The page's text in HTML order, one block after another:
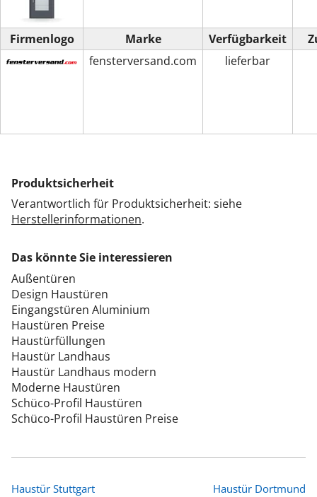
Firmenlogo
Marke
fensterversand.com
Verfügbarkeit
lieferbar
Produktsicherheit
Verantwortlich für Produktsicherheit: siehe
Herstellerinformationen.
Das könnte Sie interessieren
Außentüren
Design Haustüren
Eingangstüren Aluminium
Haustüren Preise
Haustürfüllungen
Haustür Landhaus
Haustür Landhaus modern
Moderne Haustüren
Schüco-Profil Haustüren
Schüco-Profil Haustüren Preise
Haustür Stuttgart Haustür Dortmund